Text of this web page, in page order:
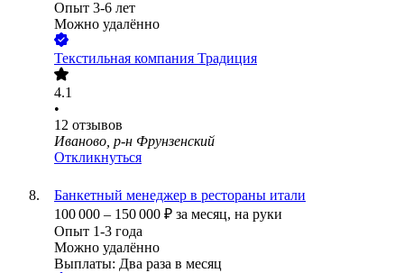
Опыт 3-6 лет
Можно удалённо
Текстильная компания Традиция
4.1
•
12 отзывов
Иваново, р-н Фрунзенский
Откликнуться
Банкетный менеджер в рестораны итали
100 000 – 150 000 ₽ за месяц, на руки
Опыт 1-3 года
Можно удалённо
Выплаты: Два раза в месяц